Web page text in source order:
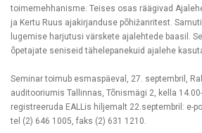
toimemehhanisme. Teises osas räägivad
ja Kertu Ruus ajakirjanduse põhižanritest.
lugemise harjutusi värskete ajalehtede baasil.
õpetajate seniseid tähelepanekuid ajalehe
Seminar toimub esmaspäeval, 27. septembril,
auditooriumis Tallinnas, Tõnismägi 2, kella
registreeruda EALLis hiljemalt 22.septembril: e-
tel (2) 646 1005, faks (2) 631 1210.